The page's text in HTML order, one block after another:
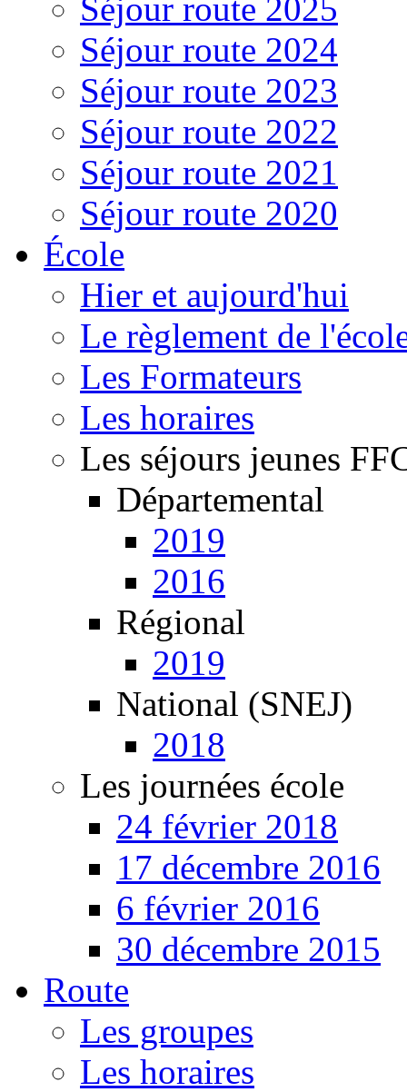
Séjour route 2025
Séjour route 2024
Séjour route 2023
Séjour route 2022
Séjour route 2021
Séjour route 2020
École
Hier et aujourd'hui
Le règlement de
Les Formateurs
Les horaires
Les séjours jeunes
Départemental
2019
2016
Régional
2019
National (SNEJ)
2018
Les journées école
24 février 2018
17 décembre 2016
6 février 2016
30 décembre 2015
Route
Les groupes
Les horaires